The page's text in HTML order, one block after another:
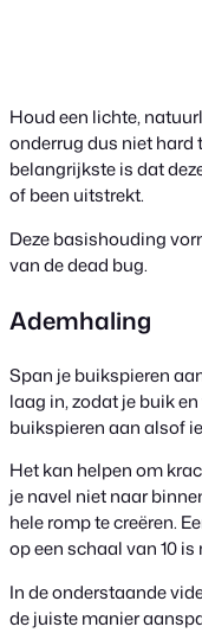
Houd een lichte,
onderrug dus niet hard
belangrijkste is dat
of been uitstrekt.
Deze basishouding
van de dead bug.
Ademhaling
Span je buikspieren
laag in, zodat je buik
buikspieren aan alsof
Het kan helpen om
je navel niet naar
hele romp te creëren.
op een schaal van 10
In de onderstaande
de juiste manier